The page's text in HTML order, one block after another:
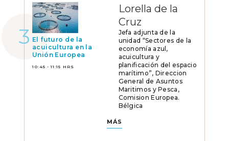
El futuro de la
acuicultura en la
Unión Europea
10:45 - 11:15 HRS
Lorella de la
Cruz
Jefa adjunta de la
unidad “Sectores de la
economía azul,
acuicultura y
planificación del espacio
marítimo”, Direccion
General de Asuntos
Maritimos y Pesca,
Comision Europea.
Bélgica
MÁS